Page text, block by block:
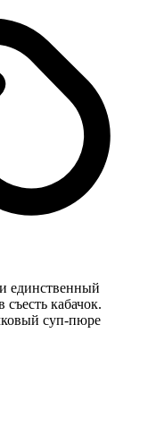
единственный
кабачок.
суп-пюре